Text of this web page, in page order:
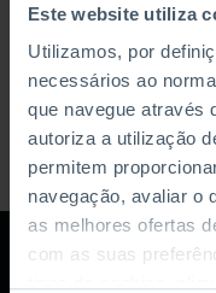
Este website utiliza
Utilizamos, por
necessários ao
que navegue através
autoriza a utilização
permitem
navegação, avaliar o
as melhores ofertas
com as suas